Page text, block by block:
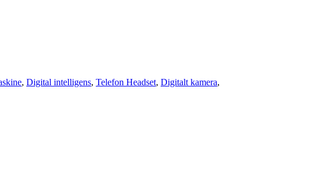
, Digital intelligens, Telefon Headset, Digitalt kamera,